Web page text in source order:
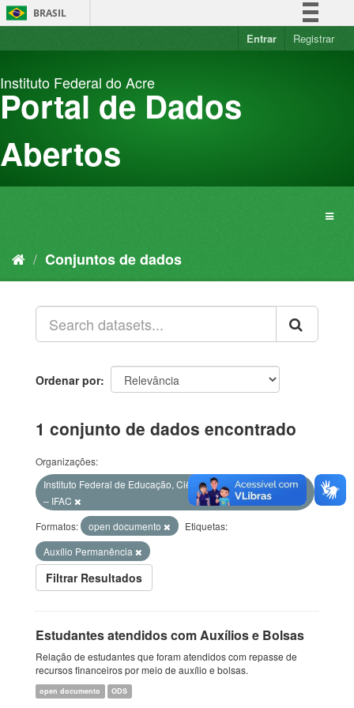
Pular
para
BRASIL
Simplifique!
Acesso à informação
Entrar Registrar
Instituto Federal do Acre
Portal de Dados
Abertos
Conjuntos de dados
Ordenar por
1 conjunto de dados encontrado
Organizações:
Instituto Federal de Educação, Ciência e Tecnologia do Acre
– IFAC
Formatos:
open documento
Etiquetas:
Auxílio Permanência
Filtrar Resultados
Estudantes atendidos com Auxílios e Bolsas
Relação de estudantes que foram atendidos com repasse de
recursos financeiros por meio de auxílio e bolsas.
open documento ODS